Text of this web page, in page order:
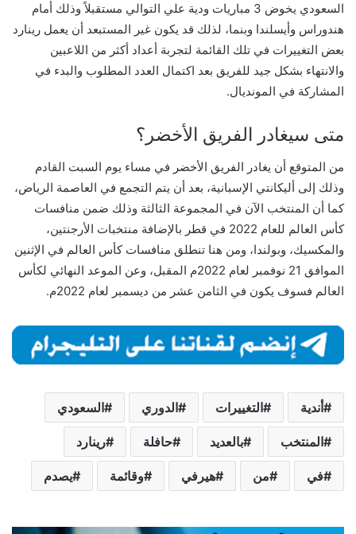
السعودي يخوض 3 مباريات ودية علي التوالي مستقبلاً وذلك أمام
هندوراس وأيسلندا وبنما، لذلك قد يكون غير المستبعد أن يعمل رينارد
بعض التغييرات في تلك القائمة لتجربة أعداد أكثر من اللاعبين
والانتهاء بشكل جيد للفريق بعد اكتمال العدد المطلوب والبدء في
المشاركة في المونديال.
متى سيغادر الفريق الأخضر؟
من المتوقع أن يغادر الفريق الأخضر في مساء يوم السبت القادم
وذلك إلى أليكانتي الإسبانية، بعد أن يتم التجمع في العاصمة الرياض،
كما أن المنتخب الآن في المجموعة الثالثة وذلك ضمن منافسات
كأس العالم للعام 2022 في قطر بالإضافة منتخبات الأرجنتين،
والمكسيك، وبولندا، ومن هنا تنطلق منافسات كأس العالم في الإثنين
الموافق 21 نوفمبر لعام 2022م المقبل، وعن الموعد النهائي لكأس
العالم فسوف يكون في الثامن عشر من ديسمبر لعام 2022م.
أندية التغييرات الدوري السعودي
المنتخب بالعديد حافلة رينارد
في من هيرفي وقائمة يصدم